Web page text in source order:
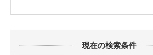
現在の検索条件